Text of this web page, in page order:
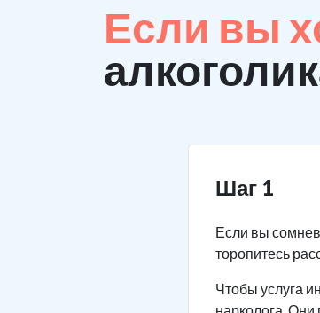
Если вы
Шаг 1
Если вы
торопитесь
Чтобы услуга